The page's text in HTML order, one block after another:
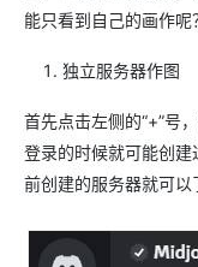
能只看到自己的画作呢
独立服务器作图
首先点击左侧的“+”号
登录的时候就可能创
前创建的服务器就可以